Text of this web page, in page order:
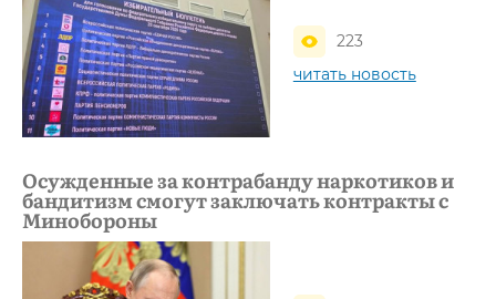
223
читать новость
Осужденные за контрабанду наркотиков и
бандитизм смогут заключать контракты с
Минобороны